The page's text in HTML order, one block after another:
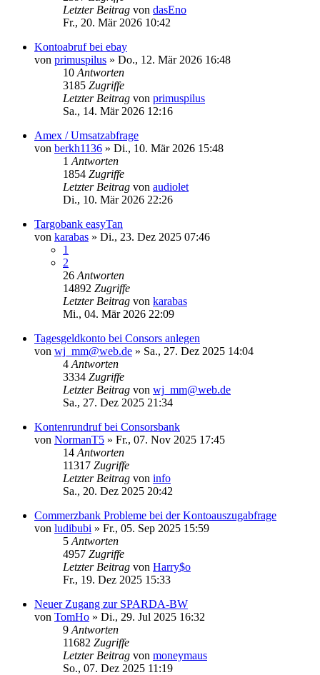
Letzter Beitrag von dasEno
Fr., 20. Mär 2026 10:42
Kontoabruf bei ebay
von primuspilus » Do., 12. Mär 2026 16:48
10 Antworten
3185 Zugriffe
Letzter Beitrag von primuspilus
Sa., 14. Mär 2026 12:16
Amex / Umsatzabfrage
von berkh1136 » Di., 10. Mär 2026 15:48
1 Antworten
1854 Zugriffe
Letzter Beitrag von audiolet
Di., 10. Mär 2026 22:26
Targobank easyTan
von karabas » Di., 23. Dez 2025 07:46
1
2
26 Antworten
14892 Zugriffe
Letzter Beitrag von karabas
Mi., 04. Mär 2026 22:09
Tagesgeldkonto bei Consors anlegen
von wj_mm@web.de » Sa., 27. Dez 2025 14:04
4 Antworten
3334 Zugriffe
Letzter Beitrag von wj_mm@web.de
Sa., 27. Dez 2025 21:34
Kontenrundruf bei Consorsbank
von NormanT5 » Fr., 07. Nov 2025 17:45
14 Antworten
11317 Zugriffe
Letzter Beitrag von info
Sa., 20. Dez 2025 20:42
Commerzbank Probleme bei der Kontoauszugabfrage
von ludibubi » Fr., 05. Sep 2025 15:59
5 Antworten
4957 Zugriffe
Letzter Beitrag von Harry$o
Fr., 19. Dez 2025 15:33
Neuer Zugang zur SPARDA-BW
von TomHo » Di., 29. Jul 2025 16:32
9 Antworten
11682 Zugriffe
Letzter Beitrag von moneymaus
So., 07. Dez 2025 11:19